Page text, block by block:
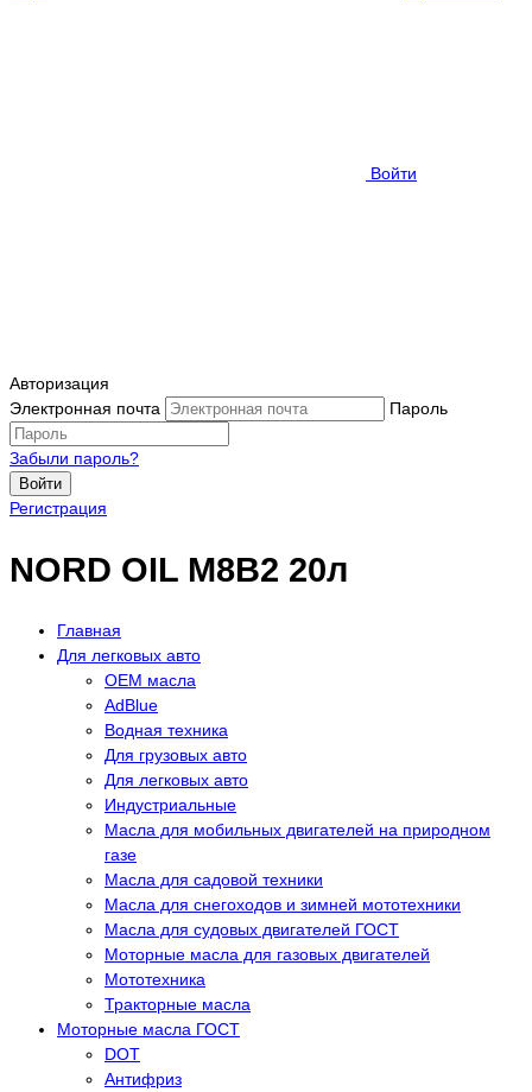
Войти
Авторизация
Электронная почта
Пароль
Забыли пароль?
Войти
Регистрация
NORD OIL М8В2 20л
Главная
Для легковых авто
OEM масла
АdBlue
Водная техника
Для грузовых авто
Для легковых авто
Индустриальные
Масла для мобильных двигателей на природном
газе
Масла для садовой техники
Масла для снегоходов и зимней мототехники
Масла для судовых двигателей ГОСТ
Моторные масла для газовых двигателей
Мототехника
Тракторные масла
Моторные масла ГОСТ
DOT
Антифриз